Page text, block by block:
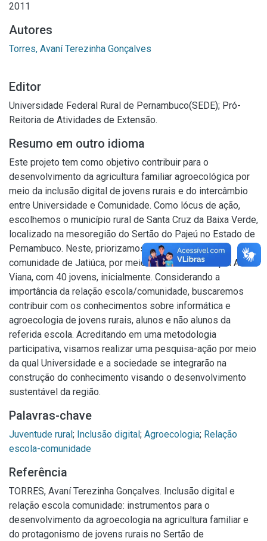
2011
Autores
Torres, Avaní Terezinha Gonçalves
Editor
Universidade Federal Rural de Pernambuco(SEDE); Pró-
Reitoria de Atividades de Extensão.
Resumo em outro idioma
Este projeto tem como objetivo contribuir para o
desenvolvimento da agricultura familiar agroecológica por
meio da inclusão digital de jovens rurais e do intercâmbio
entre Universidade e Comunidade. Como lócus de ação,
escolhemos o município rural de Santa Cruz da Baixa Verde,
localizado na mesoregião do Sertão do Pajeú no Estado de
Pernambuco. Neste, priorizamos o investimento na
comunidade de Jatiúca, por meio da Escola Municipal Artur
Viana, com 40 jovens, inicialmente. Considerando a
importância da relação escola/comunidade, buscaremos
contribuir com os conhecimentos sobre informática e
agroecologia de jovens rurais, alunos e não alunos da
referida escola. Acreditando em uma metodologia
participativa, visamos realizar uma pesquisa-ação por meio
da qual Universidade e a sociedade se integrarão na
construção do conhecimento visando o desenvolvimento
sustentável da região.
Palavras-chave
Juventude rural; Inclusão digital; Agroecologia; Relação
escola-comunidade
Referência
TORRES, Avaní Terezinha Gonçalves. Inclusão digital e
relação escola comunidade: instrumentos para o
desenvolvimento da agroecologia na agricultura familiar e
do protagonismo de jovens rurais no Sertão de